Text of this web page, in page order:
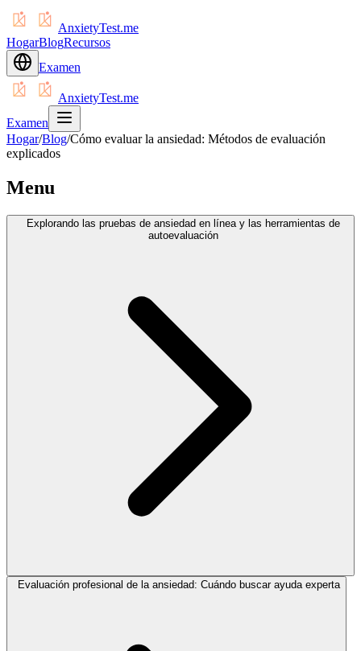
AnxietyTest.me
HogarBlogRecursos
Examen
AnxietyTest.me
Examen
Hogar/Blog/Cómo evaluar la ansiedad: Métodos de evaluación
explicados
Menu
Explorando las pruebas de ansiedad en línea y las herramientas de
autoevaluación
Evaluación profesional de la ansiedad: Cuándo buscar ayuda experta